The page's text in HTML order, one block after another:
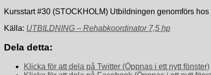
Kursstart #30 (STOCKHOLM) Utbildningen genomförs
Källa: UTBILDNING – Rehabkoordinator 7,5 hp
Dela detta:
Klicka för att dela på Twitter (Öppnas i ett nytt fönster)